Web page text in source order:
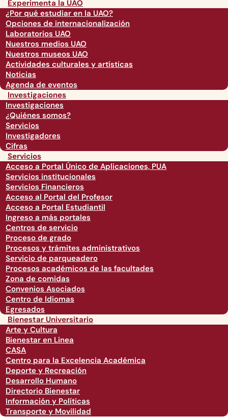
Experimenta la UAO
¿Por qué estudiar en la UAO?
Opciones de internacionalización
Laboratorios UAO
Nuestros medios UAO
Nuestros museos UAO
Actividades culturales y artísticas
Noticias
Agenda de eventos
Investigaciones
Investigaciones
¿Quiénes somos?
Servicios
Investigadores
Cifras
Servicios
Acceso a Portal Único de Aplicaciones, PUA
Servicios institucionales
Servicios Financieros
Acceso al Portal del Profesor
Acceso a Portal Estudiantil
Ingreso a más portales
Centros de servicio
Proceso de grado
Procesos y trámites administrativos
Servicio de parqueadero
Procesos académicos de las facultades
Zona de comidas
Convenios Asociados
Centro de Idiomas
Egresados
Bienestar Universitario
Arte y Cultura
Bienestar en Linea
CASA
Centro para la Excelencia Académica
Deporte y Recreación
Desarrollo Humano
Directorio Bienestar
Información y Políticas
Transporte y Movilidad